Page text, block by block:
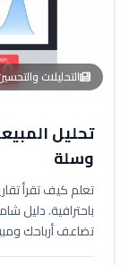
التحليلات
تحليل
وسلة
تعلم كيف تقرأ
باحترافية. دليل
تضاعف أرباحك